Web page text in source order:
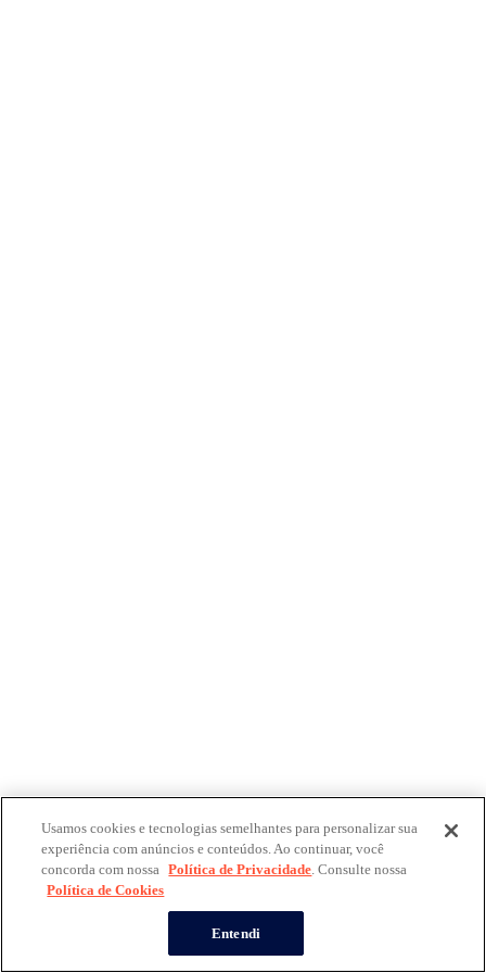
Usamos cookies e tecnologias semelhantes para personalizar sua
experiência com anúncios e conteúdos. Ao continuar, você
concorda com nossa Política de Privacidade. Consulte nossa
Política de Cookies
Entendi